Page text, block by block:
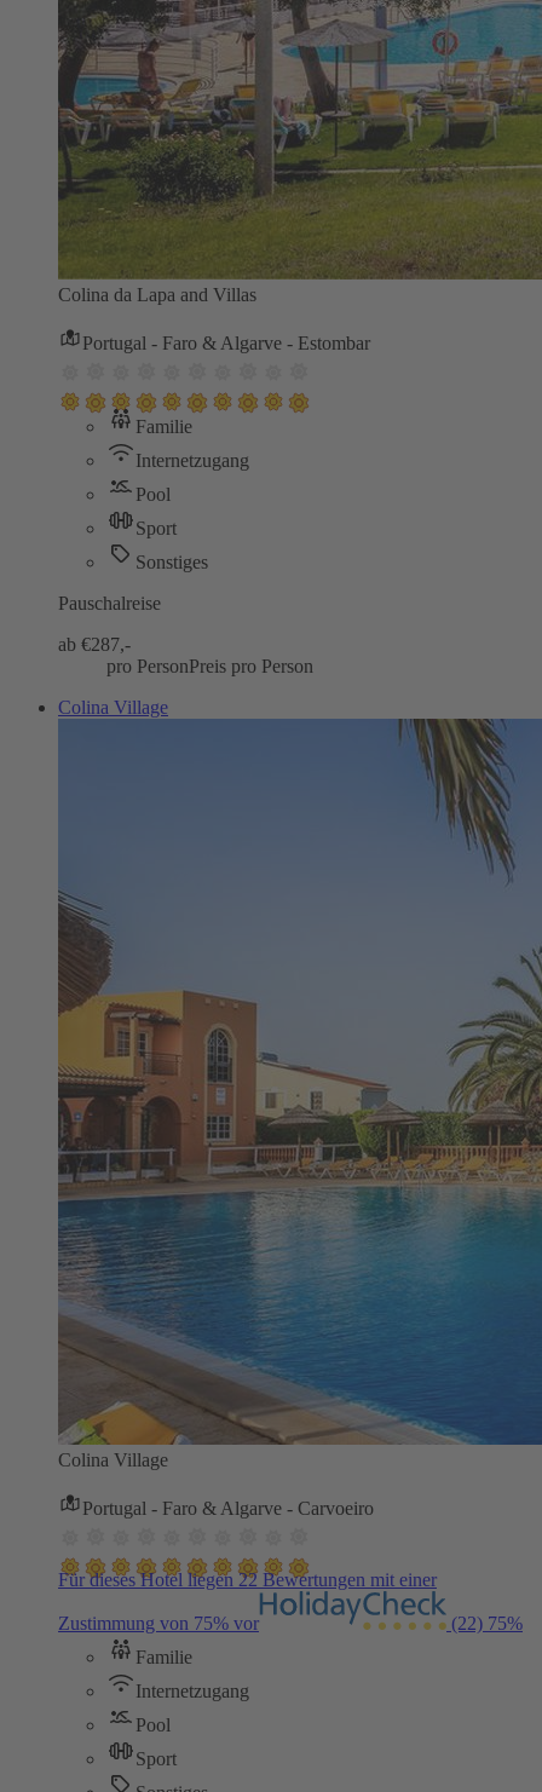
Colina da Lapa and Villas
Portugal - Faro & Algarve - Estombar
Familie
Internetzugang
Pool
Sport
Sonstiges
Pauschalreise
ab €287,-
pro PersonPreis pro Person
Colina Village
Colina Village
Portugal - Faro & Algarve - Carvoeiro
Für dieses Hotel liegen 22 Bewertungen mit einer
Zustimmung von 75% vor (22) 75%
Familie
Internetzugang
Pool
Sport